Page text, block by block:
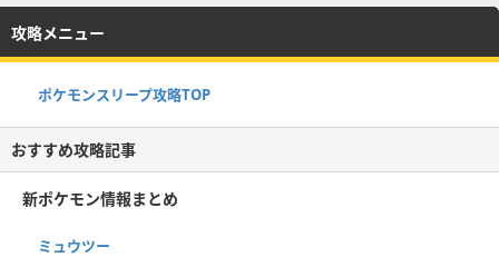
攻略メニュー
ポケモンスリープ攻略TOP
おすすめ攻略記事
新ポケモン情報まとめ
ミュウツー